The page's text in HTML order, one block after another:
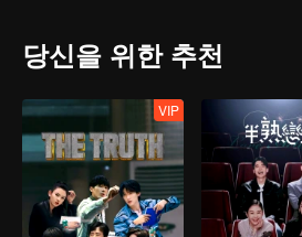
당신을 위한 추천
VIP